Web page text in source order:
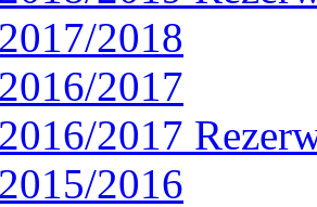
2018
2017
2017
2016